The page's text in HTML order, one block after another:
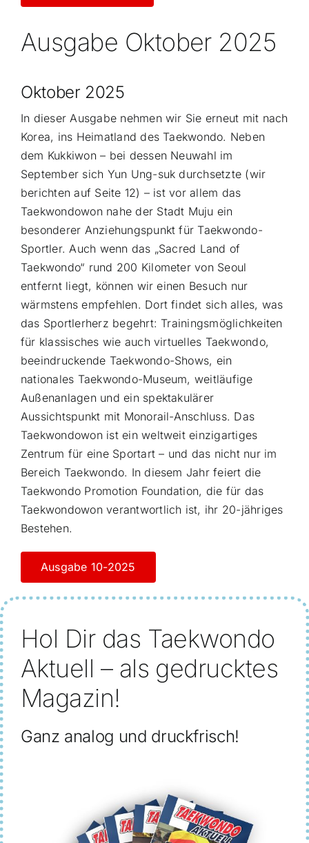
Ausgabe Oktober 2025
Oktober 2025
In dieser Ausgabe nehmen wir Sie erneut mit nach
Korea, ins Heimatland des Taekwondo. Neben
dem Kukkiwon – bei dessen Neuwahl im
September sich Yun Ung-suk durchsetzte (wir
berichten auf Seite 12) – ist vor allem das
Taekwondowon nahe der Stadt Muju ein
besonderer Anziehungspunkt für Taekwondo-
Sportler. Auch wenn das „Sacred Land of
Taekwondo“ rund 200 Kilometer von Seoul
entfernt liegt, können wir einen Besuch nur
wärmstens empfehlen. Dort findet sich alles, was
das Sportlerherz begehrt: Trainingsmöglichkeiten
für klassisches wie auch virtuelles Taekwondo,
beeindruckende Taekwondo-Shows, ein
nationales Taekwondo-Museum, weitläufige
Außenanlagen und ein spektakulärer
Aussichtspunkt mit Monorail-Anschluss. Das
Taekwondowon ist ein weltweit einzigartiges
Zentrum für eine Sportart – und das nicht nur im
Bereich Taekwondo. In diesem Jahr feiert die
Taekwondo Promotion Foundation, die für das
Taekwondowon verantwortlich ist, ihr 20-jähriges
Bestehen.
Ausgabe 10-2025
Hol Dir das Taekwondo
Aktuell – als gedrucktes
Magazin!
Ganz analog und druckfrisch!